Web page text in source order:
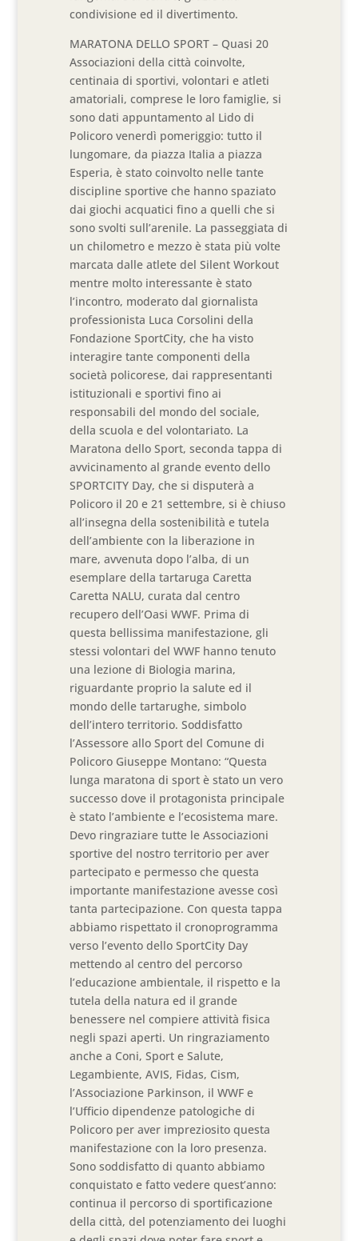
condivisione ed il divertimento.
MARATONA DELLO SPORT – Quasi 20
Associazioni della città coinvolte,
centinaia di sportivi, volontari e atleti
amatoriali, comprese le loro famiglie, si
sono dati appuntamento al Lido di
Policoro venerdì pomeriggio: tutto il
lungomare, da piazza Italia a piazza
Esperia, è stato coinvolto nelle tante
discipline sportive che hanno spaziato
dai giochi acquatici fino a quelli che si
sono svolti sull’arenile. La passeggiata di
un chilometro e mezzo è stata più volte
marcata dalle atlete del Silent Workout
mentre molto interessante è stato
l’incontro, moderato dal giornalista
professionista Luca Corsolini della
Fondazione SportCity, che ha visto
interagire tante componenti della
società policorese, dai rappresentanti
istituzionali e sportivi fino ai
responsabili del mondo del sociale,
della scuola e del volontariato. La
Maratona dello Sport, seconda tappa di
avvicinamento al grande evento dello
SPORTCITY Day, che si disputerà a
Policoro il 20 e 21 settembre, si è chiuso
all’insegna della sostenibilità e tutela
dell’ambiente con la liberazione in
mare, avvenuta dopo l’alba, di un
esemplare della tartaruga Caretta
Caretta NALU, curata dal centro
recupero dell’Oasi WWF. Prima di
questa bellissima manifestazione, gli
stessi volontari del WWF hanno tenuto
una lezione di Biologia marina,
riguardante proprio la salute ed il
mondo delle tartarughe, simbolo
dell’intero territorio. Soddisfatto
l’Assessore allo Sport del Comune di
Policoro Giuseppe Montano: “Questa
lunga maratona di sport è stato un vero
successo dove il protagonista principale
è stato l’ambiente e l’ecosistema mare.
Devo ringraziare tutte le Associazioni
sportive del nostro territorio per aver
partecipato e permesso che questa
importante manifestazione avesse così
tanta partecipazione. Con questa tappa
abbiamo rispettato il cronoprogramma
verso l’evento dello SportCity Day
mettendo al centro del percorso
l’educazione ambientale, il rispetto e la
tutela della natura ed il grande
benessere nel compiere attività fisica
negli spazi aperti. Un ringraziamento
anche a Coni, Sport e Salute,
Legambiente, AVIS, Fidas, Cism,
l’Associazione Parkinson, il WWF e
l’Ufficio dipendenze patologiche di
Policoro per aver impreziosito questa
manifestazione con la loro presenza.
Sono soddisfatto di quanto abbiamo
conquistato e fatto vedere quest’anno:
continua il percorso di sportificazione
della città, del potenziamento dei luoghi